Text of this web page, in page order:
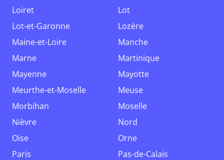
Loiret
Lot
Lot-et-Garonne
Lozère
Maine-et-Loire
Manche
Marne
Martinique
Mayenne
Mayotte
Meurthe-et-Moselle
Meuse
Morbihan
Moselle
Nièvre
Nord
Oise
Orne
Paris
Pas-de-Calais